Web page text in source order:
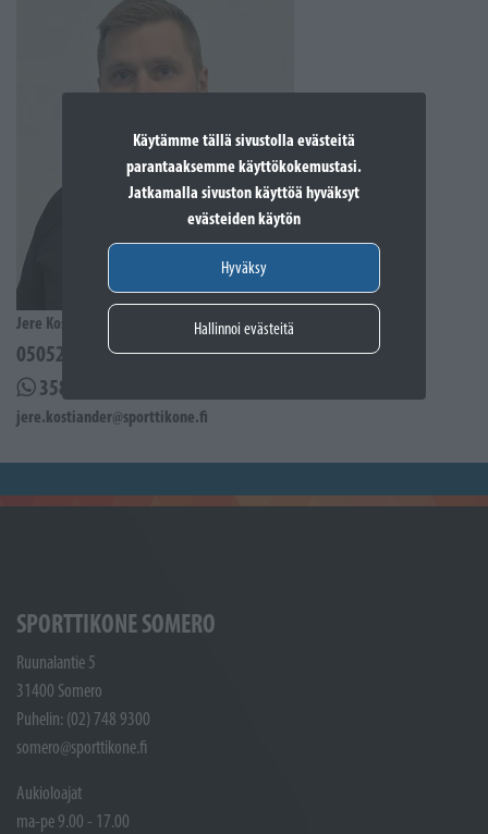
Käytämme tällä sivustolla evästeitä
parantaaksemme käyttökokemustasi.
Jatkamalla sivuston käyttöä hyväksyt
evästeiden käytön
Hyväksy
Hallinnoi evästeitä
Jere Kostiander
0505285939
358505285939
jere.kostiander@sporttikone.fi
SPORTTIKONE SOMERO
Ruunalantie 5
31400 Somero
Puhelin: (02) 748 9300
somero@sporttikone.fi
Aukioloajat
ma-pe 9.00 - 17.00